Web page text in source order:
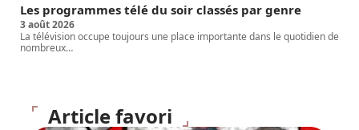
Les programmes télé du soir classés par genre
3 août 2026
La télévision occupe toujours une place importante dans le quotidien de
nombreux…
Article favori